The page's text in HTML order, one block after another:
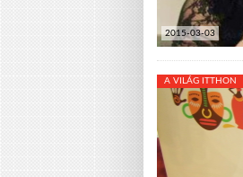
2015-03-03
A VILÁG ITTHON